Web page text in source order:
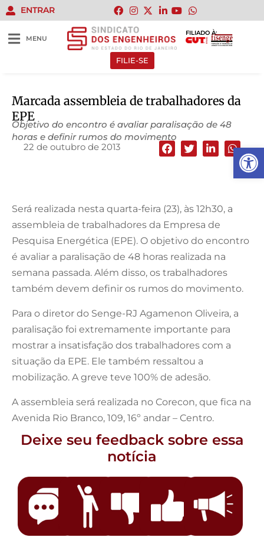
Abrir
ENTRAR
MENU
FILIADO À:
FILIE-SE
Marcada assembleia de trabalhadores da
EPE
Objetivo do encontro é avaliar paralisação de 48
horas e definir rumos do movimento
22 de outubro de 2013
Será realizada nesta quarta-feira (23), às 12h30, a
assembleia de trabalhadores da Empresa de
Pesquisa Energética (EPE). O objetivo do encontro
é avaliar a paralisação de 48 horas realizada na
semana passada. Além disso, os trabalhadores
também devem definir os rumos do movimento.
Para o diretor do Senge-RJ Agamenon Oliveira, a
paralisação foi extremamente importante para
mostrar a insatisfação dos trabalhadores com a
situação da EPE. Ele também ressaltou a
mobilização. A greve teve 100% de adesão.
A assembleia será realizada no Corecon, que fica na
Avenida Rio Branco, 109, 16º andar – Centro.
Deixe seu feedback sobre essa
notícia